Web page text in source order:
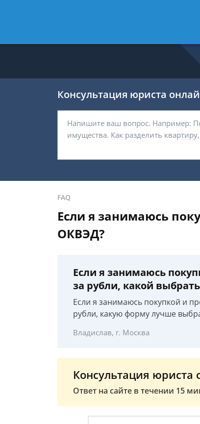
-
Консультация юриста
FAQ
Если я занимаюсь
ОКВЭД?
Если я занимаюсь
за рубли, какой
Если я занимаюсь покупкой и
рубли, какую форму лучше
Владислав, г. Москва
Консультация юриста
Ответ на сайте в течении 15